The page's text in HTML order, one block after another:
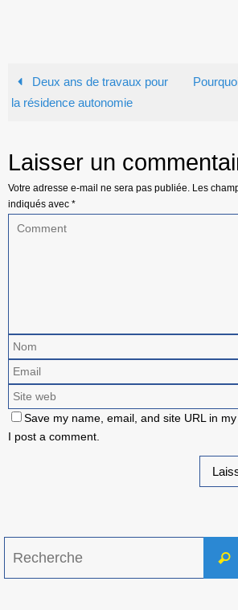
Deux ans de travaux pour
la résidence autonomie
Laisser un
Votre adresse e-mail ne sera pas publiée. Les
indiqués avec *
Save my name, email, and site URL in
I post a comment.